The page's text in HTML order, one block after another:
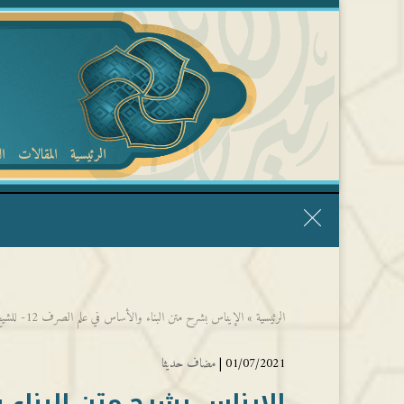
الرئيسية المقالات
الرئيسية » الإيناس بشرح متن البناء والأساس في علم الصرف 12- للشيخ عبد الرحمن بن عوف كوني
01/07/2021 | مضاف حديثا